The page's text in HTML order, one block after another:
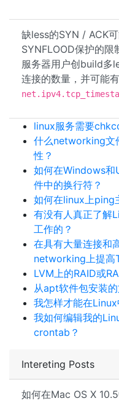
Intereting Posts
如何在Mac OS X
缺less的SYN / ACK
SYNFLOOD保护的限
服务器用户创build多
连接的数量，并可能
linux服务需要
什么networking文
性？
如何在Windows和
件中的换行符？
如何在linux上ping
有没有人真正了解
工作的？
在具有大量连接和
networking上提高
LVM上的RAID或
从apt软件包安装
我怎样才能在Linux
我如何编辑我的
crontab？